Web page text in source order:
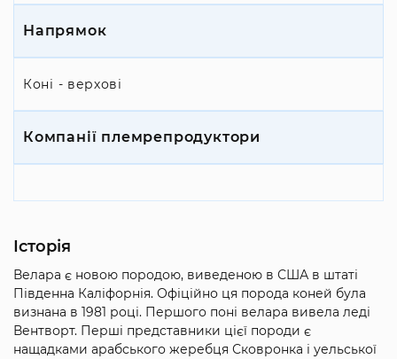
Напрямок
Коні - верхові
Компанії племрепродуктори
Історія
Велара є новою породою, виведеною в США в штаті
Південна Каліфорнія. Офіційно ця порода коней була
визнана в 1981 році. Першого поні велара вивела леді
Вентворт. Перші представники цієї породи є
нащадками арабського жеребця Сковронка і уельської